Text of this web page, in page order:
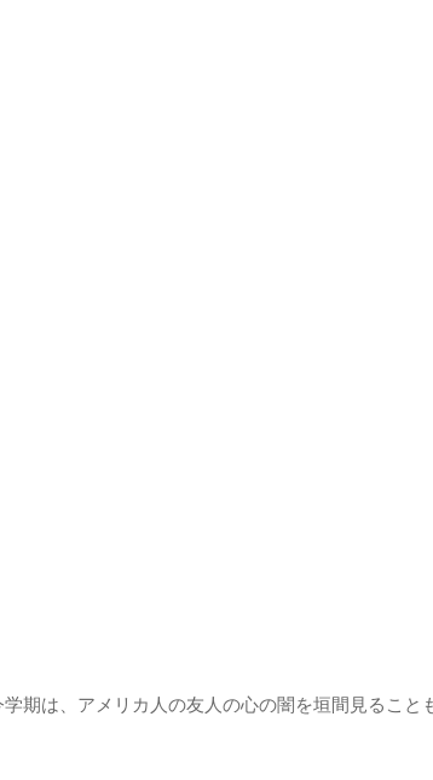
学期は、アメリカ人の友人の心の闇を垣間見るこ